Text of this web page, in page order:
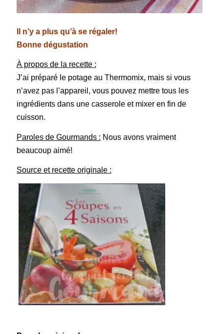
Il n’y a plus qu’à se régaler!
Bonne dégustation
À propos de la recette :
J’ai préparé le potage au Thermomix, mais si vous
n’avez pas l’appareil, vous pouvez mettre tous les
ingrédients dans une casserole et mixer en fin de
cuisson.
Paroles de Gourmands : Nous avons vraiment
beaucoup aimé!
Source et recette originale :